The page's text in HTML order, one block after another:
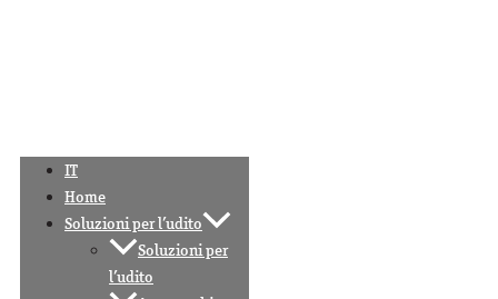
IT
Home
Soluzioni per l’udito
Soluzioni per
l’udito